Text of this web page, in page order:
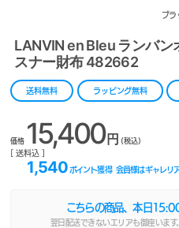
ブラ
LANVIN en Bleu ランバ
スナー財布 482662
送料無料 ラッピング無料
価格 15,400円 (税込)
[ 送料込 ]
1,540 ポイント獲得 会員様はギャレリ
こちらの商品、本日
翌日配送できないエリアも御座います